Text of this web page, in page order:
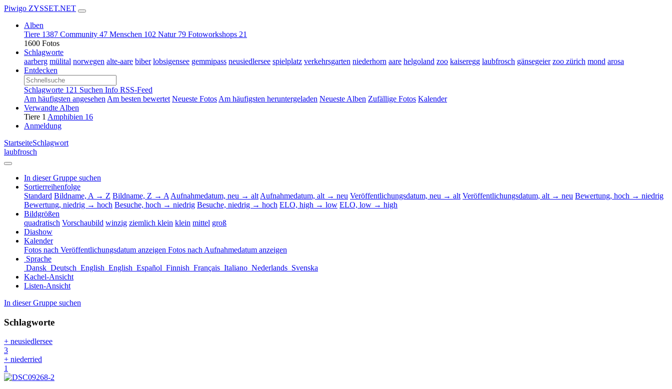
Piwigo ZYSSET.NET
Alben
Tiere 1387 Community 47 Menschen 102 Natur 79 Fotoworkshops 21
1600 Fotos
Schlagworte
aarberg mülital norwegen alte-aare biber lobsigensee gemmipass neusiedlersee spielplatz verkehrsgarten niederhorn aare helgoland zoo kaiseregg laubfrosch gänsegeier zoo zürich mond arosa
Entdecken
Schlagworte 121 Suchen Info RSS-Feed
Am häufigsten angesehen Am besten bewertet Neueste Fotos Am häufigsten heruntergeladen Neueste Alben Zufällige Fotos Kalender
Verwandte Alben
Tiere 1 Amphibien 16
Anmeldung
StartseiteSchlagwort
laubfrosch
In dieser Gruppe suchen
Sortierreihenfolge
Standard Bildname, A → Z Bildname, Z → A Aufnahmedatum, neu → alt Aufnahmedatum, alt → neu Veröffentlichungsdatum, neu → alt Veröffentlichungsdatum, alt → neu Bewertung, hoch → niedrig
Bewertung, niedrig → hoch Besuche, hoch → niedrig Besuche, niedrig → hoch ELO, high → low ELO, low → high
Bildgrößen
quadratisch Vorschaubild winzig ziemlich klein klein mittel groß
Diashow
Kalender
Fotos nach Veröffentlichungsdatum anzeigen Fotos nach Aufnahmedatum anzeigen
Sprache
Dansk Deutsch English English Español Finnish Français Italiano Nederlands Svenska
Kachel-Ansicht
Listen-Ansicht
In dieser Gruppe suchen
Schlagworte
+ neusiedlersee
3
+ niederried
1